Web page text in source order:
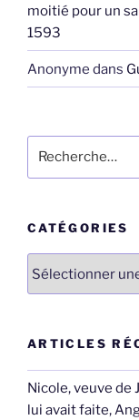
moitié pour un
1593
Anonyme dans
pour
CATÉGORIES
ARTICLES
Nicole, veuve de
lui avait faite,